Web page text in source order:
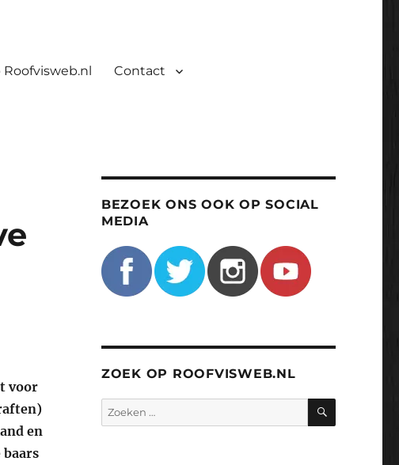
Contact
voor
en
BEZOEK ONS OOK OP SOCIAL
MEDIA
ZOEK OP ROOFVISWEB.NL
Zoeken
naar:
ZOEKEN